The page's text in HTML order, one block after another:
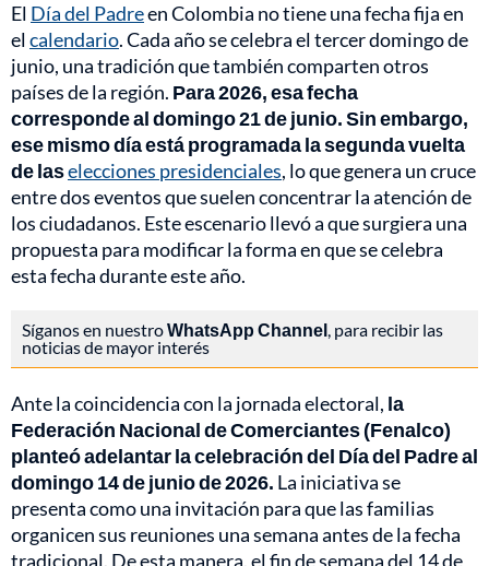
El Día del Padreen Colombia no tiene una fecha fija en
elcalendario. Cada año se celebra el tercer domingo de
junio, una tradición que también comparten otros
países de la región. Para 2026, esa fecha
corresponde al domingo 21 de junio. Sin embargo,
ese mismo día está programada lasegunda vuelta
de laselecciones presidenciales, lo que genera un cruce
entre dos eventos que suelen concentrar la atención de
los ciudadanos. Este escenario llevó a que surgiera una
propuesta para modificar la forma en que se celebra
esta fecha durante este año.
Síganos en nuestroWhatsApp Channel, para recibir las
noticias de mayor interés
Ante la coincidencia con la jornada electoral, la
Federación Nacional de Comerciantes (Fenalco)
planteó adelantar la celebración del Día del Padre al
domingo 14 de junio de 2026. La iniciativa se
presenta como una invitación para que las familias
organicen sus reuniones una semana antes de la fecha
tradicional. De esta manera, el fin de semana del 14 de